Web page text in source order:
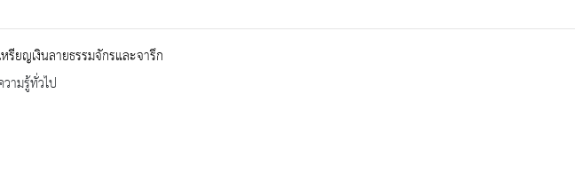
หรียญเงินลายธรรมจักรและจารึก
ามรู้ทั่วไป